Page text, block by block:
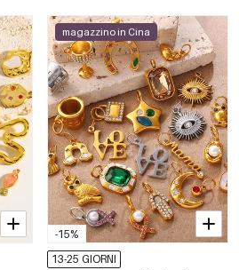
-15%
magazzino in Cina
13-25 GIORNI